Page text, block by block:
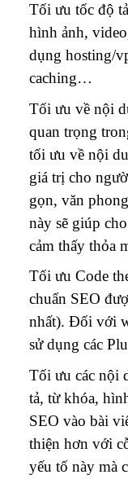
Tối ưu tốc độ
hình ảnh,
dụng hosting/
caching…
Tối ưu về nội
quan trọng
tối ưu về nội
giá trị cho
gọn, văn
này sẽ giúp
cảm thấy thỏa
Tối ưu Code
chuẩn SEO
nhất). Đối với
sử dụng các
Tối ưu các nội
tả, từ khóa,
SEO vào bài
thiện hơn với
yếu tố này mà